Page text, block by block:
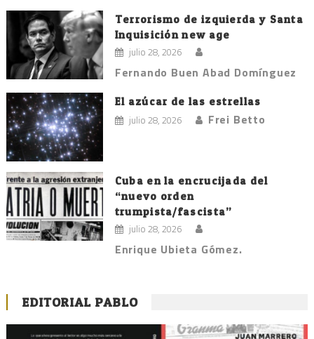
Terrorismo de izquierda y Santa
Inquisición new age
julio 28, 2026
Fernando Buen Abad Domínguez
El azúcar de las estrellas
julio 28, 2026 Frei Betto
Cuba en la encrucijada del
“nuevo orden
trumpista/fascista”
julio 28, 2026
Enrique Ubieta Gómez.
EDITORIAL PABLO